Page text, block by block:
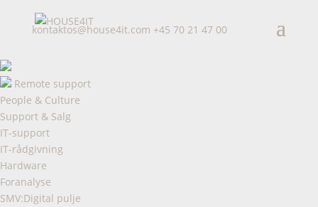
kontaktos@house4it.com +45 70 21 47 00
Remote support
People & Culture
Support & Salg
IT-support
IT-rådgivning
Hardware
Foranalyse
SMV:Digital pulje